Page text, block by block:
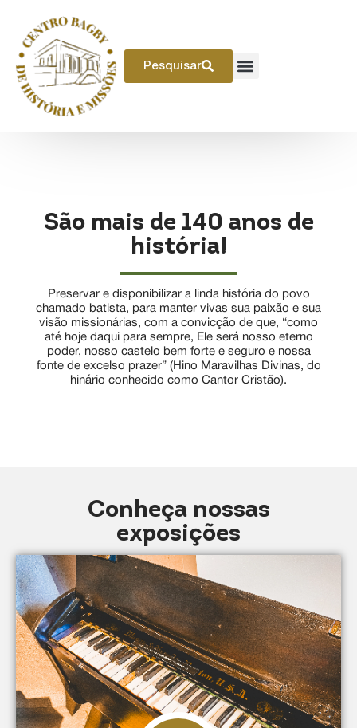
Pesquisar
São mais de 140 anos de
história!
Preservar e disponibilizar a linda história do povo
chamado batista, para manter vivas sua paixão e sua
visão missionárias, com a convicção de que, “como
até hoje daqui para sempre, Ele será nosso eterno
poder, nosso castelo bem forte e seguro e nossa
fonte de excelso prazer” (Hino Maravilhas Divinas, do
hinário conhecido como Cantor Cristão).
Conheça nossas
exposições